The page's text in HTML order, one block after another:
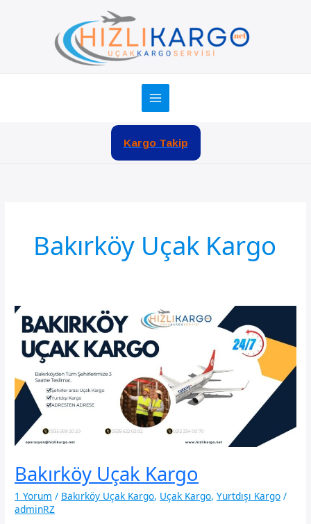
Kargo Takip
Bakırköy Uçak Kargo
Bakırköy Uçak Kargo
1 Yorum / Bakırköy Uçak Kargo, Uçak Kargo,Yurtdışı Kargo /
adminRZ